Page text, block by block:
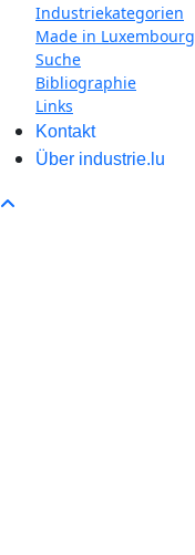
Industriekategorien
Made in Luxembourg
Suche
Bibliographie
Links
Kontakt
Über industrie.lu